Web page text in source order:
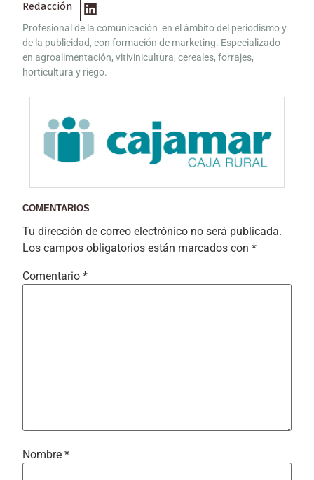
Redacción
Profesional de la comunicación en el ámbito del periodismo y
de la publicidad, con formación de marketing. Especializado
en agroalimentación, vitivinicultura, cereales, forrajes,
horticultura y riego.
COMENTARIOS
Tu dirección de correo electrónico no será publicada.
Los campos obligatorios están marcados con *
Comentario *
Nombre *